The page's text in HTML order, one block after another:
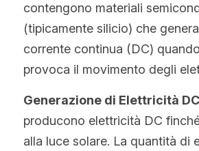
contengono materiali
(tipicamente silicio) che
corrente continua (DC)
provoca il movimento degli
Generazione di Elettricità
producono elettricità DC
alla luce solare. La quantità di